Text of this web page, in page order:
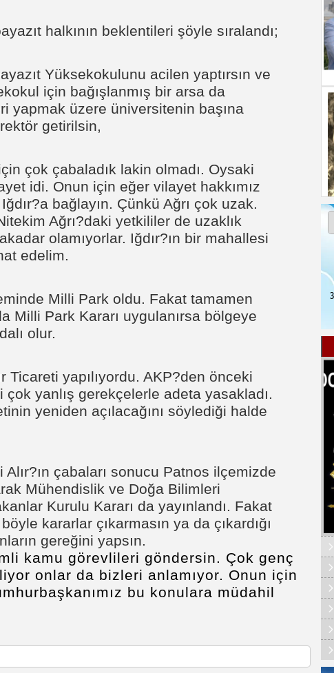
halkının beklentileri şöyle sıralandı;
Yüksekokulunu acilen yaptırsın ve
için bağışlanmış bir arsa da
yapmak üzere üniversitenin başına
getirilsin,
çok çabaladık lakin olmadı. Oysaki
idi. Onun için eğer vilayet hakkımız
bağlayın. Çünkü Ağrı çok uzak.
Ağrı?daki yetkililer de uzaklık
olamıyorlar. Iğdır?ın bir mahallesi
edelim.
Milli Park oldu. Fakat tamamen
Milli Park Kararı uygulanırsa bölgeye
olur.
Ticareti yapılıyordu. AKP?den önceki
çok yanlış gerekçelerle adeta yasakladı.
yeniden açılacağını söylediği halde
çabaları sonucu Patnos ilçemizde
Mühendislik ve Doğa Bilimleri
Kurulu Kararı da yayınlandı. Fakat
kararlar çıkarmasın ya da çıkardığı
gereğini yapsın.
kamu görevlileri göndersin. Çok genç
onlar da bizleri anlamıyor. Onun için
bu konulara müdahil